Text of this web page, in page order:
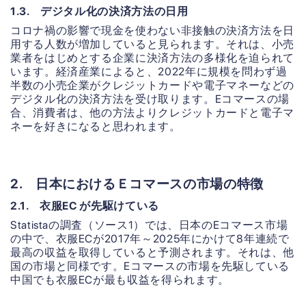
1.3. デジタル化の決済方法の日用
コロナ禍の影響で現金を使わない非接触の決済方法を日
用する人数が増加していると見られます。それは、小売
業者をはじめとする企業に決済方法の多様化を迫られて
います。経済産業によると、2022年に規模を問わず過
半数の小売企業がクレジットカードや電子マネーなどの
デジタル化の決済方法を受け取ります。Eコマースの場
合、消費者は、他の方法よりクレジットカードと電子マ
ネーを好きになると思われます。
2. 日本におけるＥコマースの市場の特徴
2.1. 衣服EC が先駆けている
Statistaの調査（ソース1）では、日本のEコマース市場
の中で、衣服ECが2017年～2025年にかけて8年連続で
最高の収益を取得していると予測されます。それは、他
国の市場と同様です。Eコマースの市場を先駆している
中国でも衣服ECが最も収益を得られます。